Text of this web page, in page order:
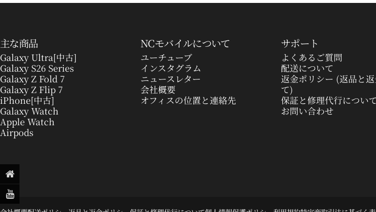
主な商品
Galaxy Ultra[中古]
Galaxy S26 Series
Galaxy Z Fold 7
Galaxy Z Flip 7
iPhone[中古]
Galaxy Watch
Apple Watch
Airpods
NCモバイルについて
ユーチューブ
インスタグラム
ニュースレター
会社概要
オフィスの位置と連絡先
サポート
よくあるご質問
配送について
返金ポリシー (返品と
て)
保証と修理代行について
お問い合わせ
© 2026 NCモバイル.